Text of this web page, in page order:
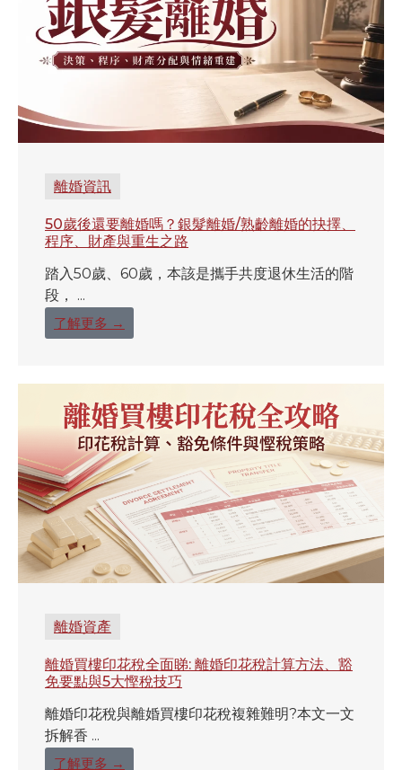
離婚資訊
50歲後還要離婚嗎？銀髮離婚/熟齡離婚的抉擇、
程序、財產與重生之路
踏入50歲、60歲，本該是攜手共度退休生活的階
段， ...
了解更多 →
離婚資產
離婚買樓印花稅全面睇: 離婚印花稅計算方法、豁
免要點與5大慳稅技巧
離婚印花稅與離婚買樓印花稅複雜難明?本文一文
拆解香 ...
了解更多 →